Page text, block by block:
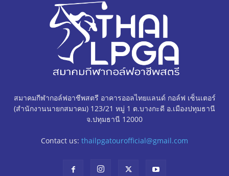
สมาคมกีฬากอล์ฟอาชีพสตรี อาคารออลไทยแลนด์ กอล์ฟ เซ็นเตอร์
(สำนักงานนายกสมาคม) 123/21 หมู่ 1 ต.บางกะดี อ.เมืองปทุมธานี
จ.ปทุมธานี 12000
Contact us: thailpgatourofficial@gmail.com